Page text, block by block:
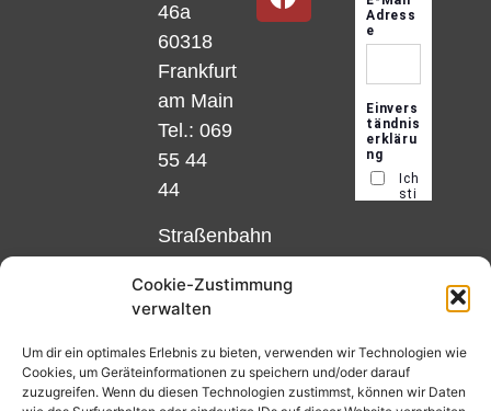
Cookie-Zustimmung
verwalten
Um dir ein optimales Erlebnis zu bieten, verwenden wir Technologien wie
Cookies, um Geräteinformationen zu speichern und/oder darauf
zuzugreifen. Wenn du diesen Technologien zustimmst, können wir Daten
46a
60318
Frankfurt
am Main
Tel.: 069
55 44
44
Straßenbahn
und 12,
Matthias-
Beltz-